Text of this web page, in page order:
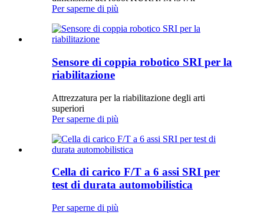
Per saperne di più
Sensore di coppia robotico SRI per la
riabilitazione
Attrezzatura per la riabilitazione degli arti
superiori
Per saperne di più
Cella di carico F/T a 6 assi SRI per
test di durata automobilistica
Per saperne di più